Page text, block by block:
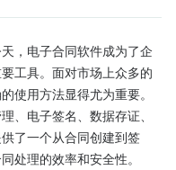
，电子合同软件成为了企
工具。面对市场上众多的
使用方法显得尤为重要。
、电子签名、数据存证、
了一个从合同创建到签
处理的效率和安全性。